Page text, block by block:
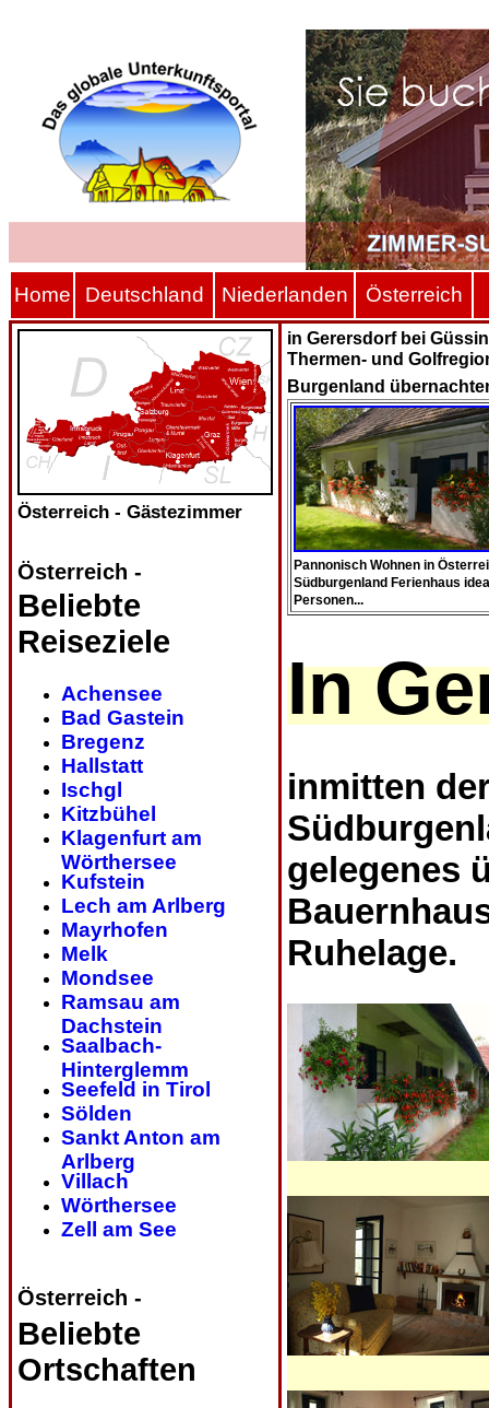
Home Deutschland Niederlanden Österreich
Österreich - Gästezimmer
Österreich -
Beliebte
Reiseziele
Achensee
Bad Gastein
Bregenz
Hallstatt
Ischgl
Kitzbühel
Klagenfurt am
Wörthersee
Kufstein
Lech am Arlberg
Mayrhofen
Melk
Mondsee
Ramsau am
Dachstein
Saalbach-
Hinterglemm
Seefeld in Tirol
Sölden
Sankt Anton am
Arlberg
Villach
Wörthersee
Zell am See
Österreich -
Beliebte
Ortschaften
in Gerersdorf bei
Thermen- und
Burgenland
Pannonisch Wohnen in
Südburgenland Ferienhaus
Personen...
In
inmitten
gelegenes
Ruhelage.